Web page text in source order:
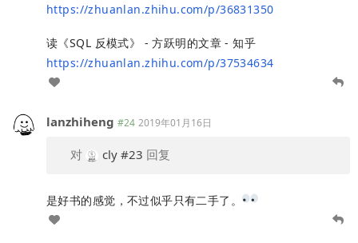
https://zhuanlan.zhihu.com/p/36831350
读《SQL 反模式》 - 方跃明的文章 - 知乎
https://zhuanlan.zhihu.com/p/37534634
lanzhiheng #24 2019年01月16日
对 cly #23 回复
是好书的感觉，不过似乎只有二手了。